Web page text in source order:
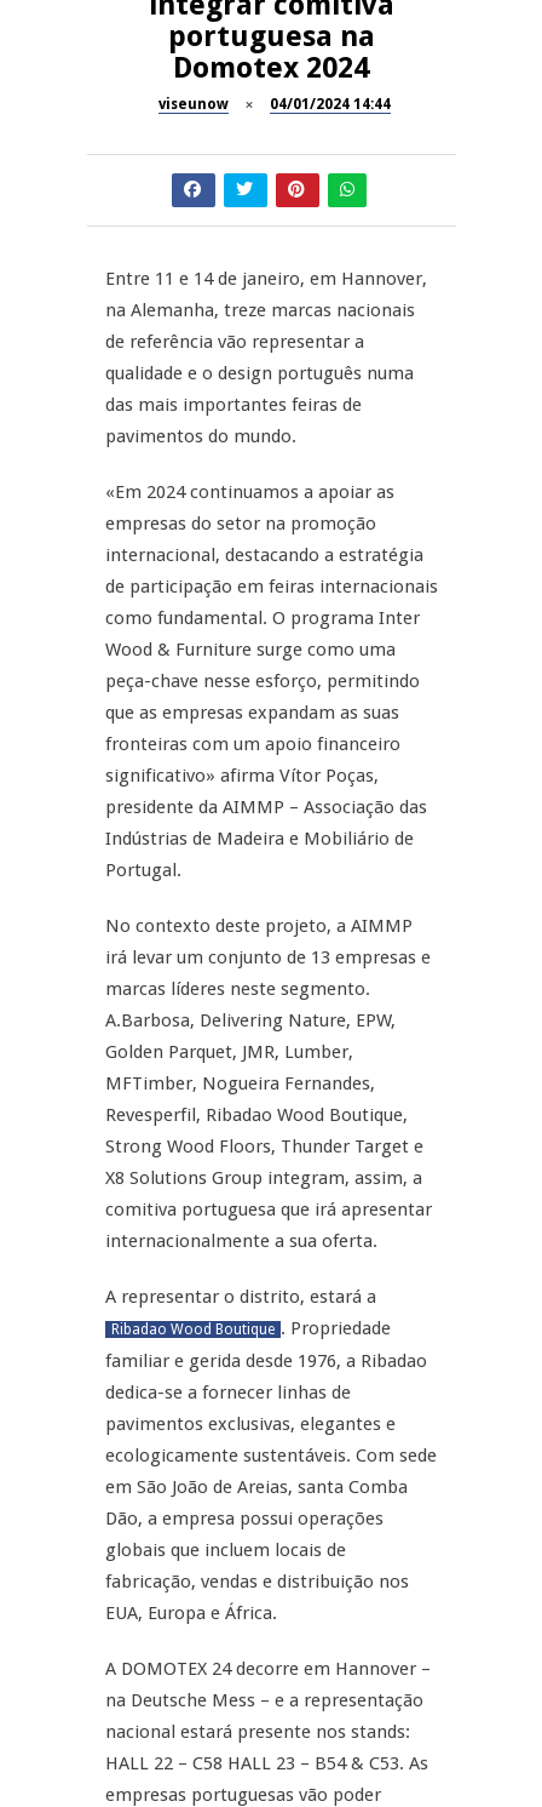
Dia do Foral em São João da
Summer Fusion em
Festas do Concelho de Penalva
do Castelo
11º Encontro Gastronómico
Amador de Abrunhosa-a-Velha
Now Opinião – Manuela
Antunes: Problemas nos
Exames Nacionais
portuguesa na
Domotex 2024
viseunow 04/01/2024 14:44
Entre 11 e 14 de janeiro, em Hannover,
na Alemanha, treze marcas nacionais
de referência vão representar a
qualidade e o design português numa
das mais importantes feiras de
pavimentos do mundo.
«Em 2024 continuamos a apoiar as
empresas do setor na promoção
internacional, destacando a estratégia
de participação em feiras internacionais
como fundamental. O programa Inter
Wood & Furniture surge como uma
peça-chave nesse esforço, permitindo
que as empresas expandam as suas
fronteiras com um apoio financeiro
significativo» afirma Vítor Poças,
presidente da AIMMP – Associação das
Indústrias de Madeira e Mobiliário de
Portugal.
No contexto deste projeto, a AIMMP
irá levar um conjunto de 13 empresas e
marcas líderes neste segmento.
A.Barbosa, Delivering Nature, EPW,
Golden Parquet, JMR, Lumber,
MFTimber, Nogueira Fernandes,
Revesperfil, Ribadao Wood Boutique,
Strong Wood Floors, Thunder Target e
X8 Solutions Group integram, assim, a
comitiva portuguesa que irá apresentar
internacionalmente a sua oferta.
A representar o distrito, estará a
Ribadao Wood Boutique . Propriedade
familiar e gerida desde 1976, a Ribadao
dedica-se a fornecer linhas de
pavimentos exclusivas, elegantes e
ecologicamente sustentáveis. Com sede
em São João de Areias, santa Comba
Dão, a empresa possui operações
globais que incluem locais de
fabricação, vendas e distribuição nos
EUA, Europa e África.
A DOMOTEX 24 decorre em Hannover –
na Deutsche Mess – e a representação
nacional estará presente nos stands:
HALL 22 – C58 HALL 23 – B54 & C53. As
empresas portuguesas vão poder